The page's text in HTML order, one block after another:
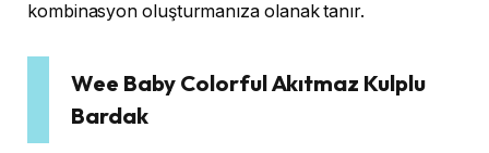
kombinasyon oluşturmanıza olanak tanır.
Wee Baby Colorful Akıtmaz Kulplu
Bardak